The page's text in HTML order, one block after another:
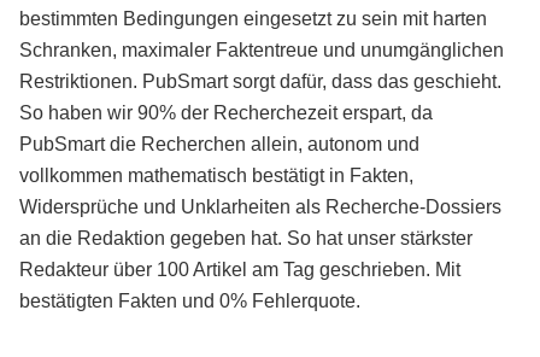
bestimmten Bedingungen eingesetzt zu sein mit harten
Schranken, maximaler Faktentreue und unumgänglichen
Restriktionen. PubSmart sorgt dafür, dass das geschieht.
So haben wir 90% der Recherchezeit erspart, da
PubSmart die Recherchen allein, autonom und
vollkommen mathematisch bestätigt in Fakten,
Widersprüche und Unklarheiten als Recherche-Dossiers
an die Redaktion gegeben hat. So hat unser stärkster
Redakteur über 100 Artikel am Tag geschrieben. Mit
bestätigten Fakten und 0% Fehlerquote.